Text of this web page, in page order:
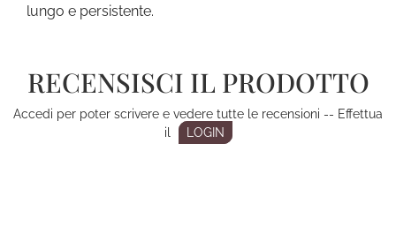
lungo e persistente.
RECENSISCI IL PRODOTTO
Accedi per poter scrivere e vedere tutte le recensioni -- Effettua
il
LOGIN